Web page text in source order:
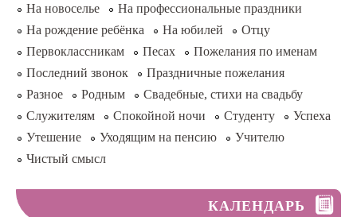
На новоселье
На профессиональные праздники
На рождение ребёнка
На юбилей
Отцу
Первоклассникам
Песах
Пожелания по именам
Последний звонок
Праздничные пожелания
Разное
Родным
Свадебные, стихи на свадьбу
Служителям
Спокойной ночи Студенту
Успеха
Утешение
Уходящим на пенсию
Учителю
Чистый смысл
КАЛЕНДАРЬ